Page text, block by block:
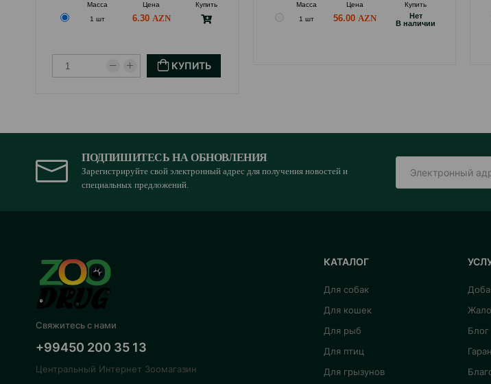
Масса Цена
Купить
1 шт
6.30
КУПИТЬ
Масса Цена
Купить
1 шт
56.00
Hет
B наличии
ПОДПИШИТЕСЬ НА ОБНОВЛЕНИЯ
Зарегистрируйте свой электронный адрес для получения новостей и
специальных предложений.
Свяжитесь с нами
+99450 200 35 13
Центральный Интернет Зоомагазин
КАТАЛОГ
Для собак
Для кошек
Для рыб
Для птиц
Для грызунов
Блог